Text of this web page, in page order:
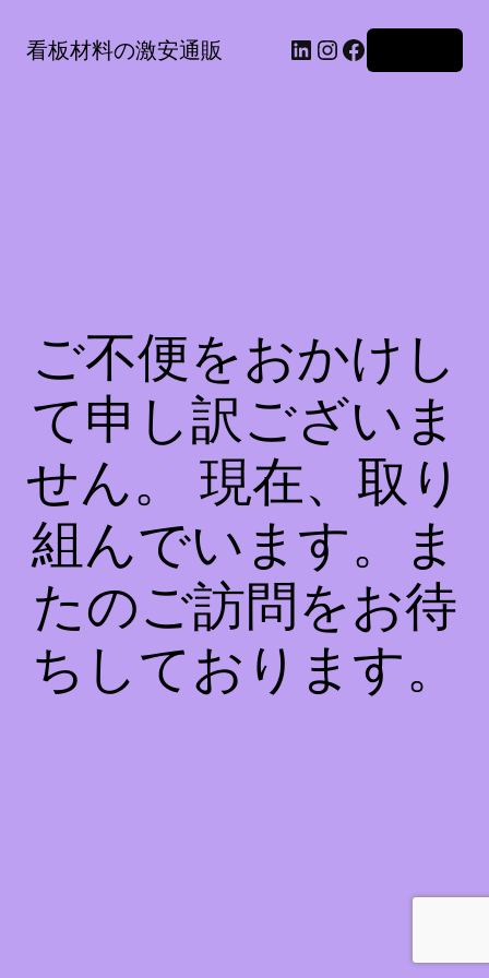
看板材料の激安通販 LinkedIn Instagram Facebook
ご不便をおかけし
て申し訳ございま
せん。 現在、取り
組んでいます。ま
たのご訪問をお待
ちしております。